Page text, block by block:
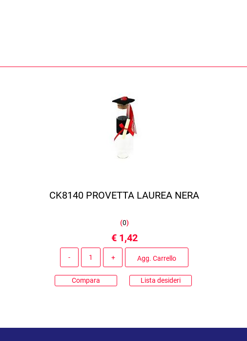
CK8140 PROVETTA LAUREA NERA
(0)
€ 1,42
Agg. Carrello
Compara Lista desideri